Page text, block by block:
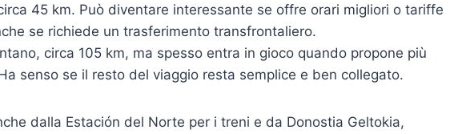
45 km. Può diventare interessante se offre orari migliori o tariffe
se richiede un trasferimento transfrontaliero.
circa 105 km, ma spesso entra in gioco quando propone più
senso se il resto del viaggio resta semplice e ben collegato.
dalla Estación del Norte per i treni e da Donostia Geltokia,